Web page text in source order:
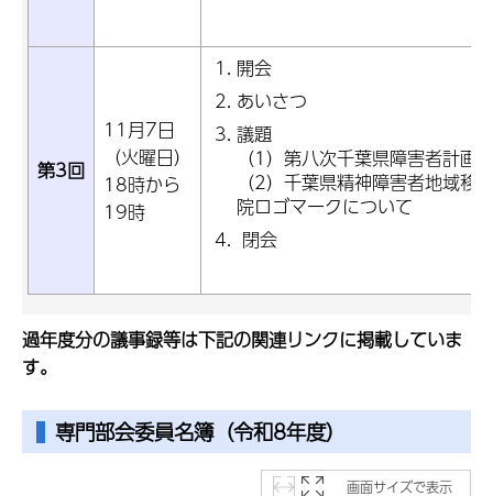
第3回
11月7日
（火曜日）
18時から
19時
開会
あいさつ
議題
（1）第八次千葉県障害者計画
（2）千葉県精神障害者地域移
院ロゴマークについて
閉会
過年度分の議事録等は下記の関連リンクに掲載していま
す。
専門部会委員名簿（令和8年度）
画面サイズで表示